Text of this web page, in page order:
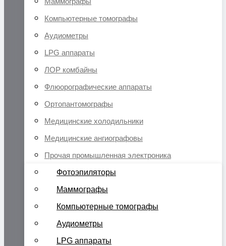
Компьютерные томографы
Аудиометры
LPG аппараты
ЛОР комбайны
Флюорографические аппараты
Ортопантомографы
Медицинские холодильники
Медицинские ангиографовы
Прочая промышленная электроника
Фотоэпиляторы
Маммографы
Компьютерные томографы
Аудиометры
LPG аппараты